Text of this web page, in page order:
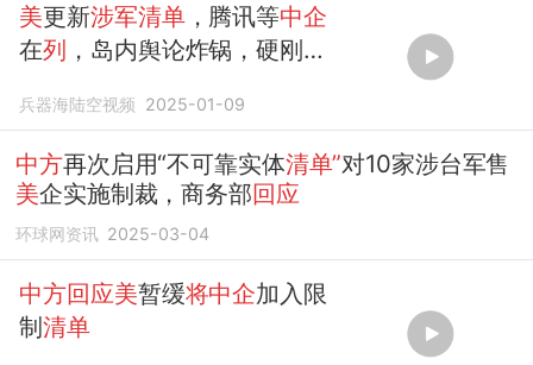
美更新涉军清单，腾讯等中企
在列 ，岛内舆论炸锅，硬刚才
兵器海陆空视频 2025-01-09
中方再次启用“不可靠实体清单”对10家涉台军售
美企实施制裁，商务部回应
环球网资讯 2025-03-04
中方回应美暂缓将中企加入限
制清单